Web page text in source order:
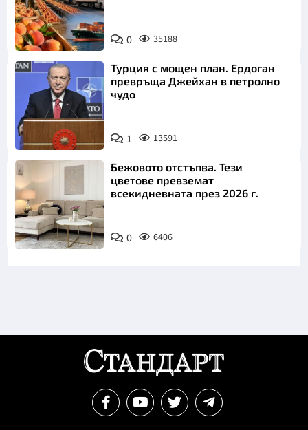
0 35188
Турция с мощен план. Ердоган
превръща Джейхан в петролно
чудо
1 13591
Бежовото отстъпва. Тези
цветове превземат
всекидневната през 2026 г.
0 6406